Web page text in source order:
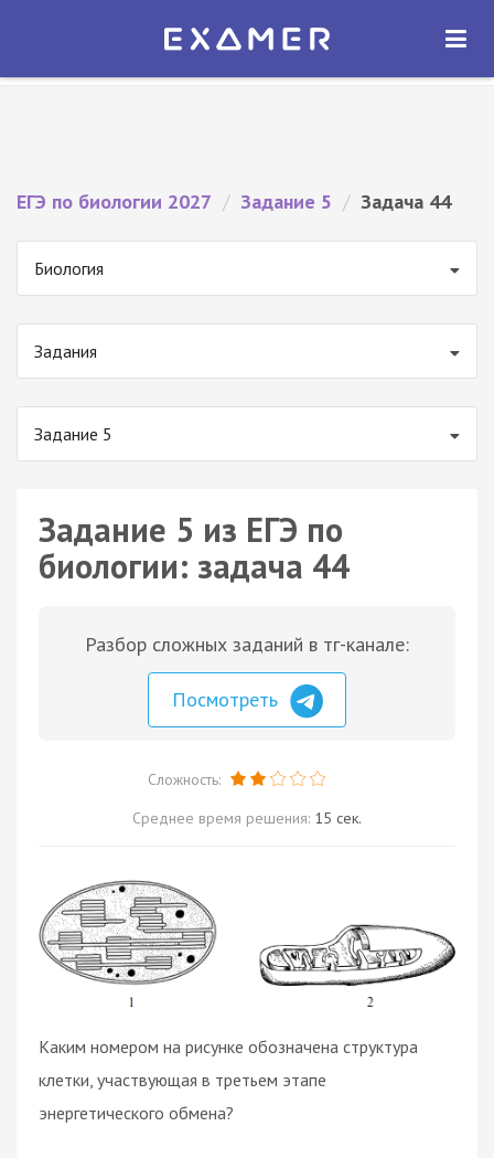
Экзамер — ЕГЭ 2027
ОТКРЫТЬ
ЕГЭ по биологии 2027 / Задание 5 / Задача 44
Биология
Задания
Задание 5
Задание 5 из ЕГЭ по
биологии: задача 44
Разбор сложных заданий в тг-канале:
Посмотреть
Сложность:
Среднее время решения: 15 сек.
Каким номером на рисунке обозначена структура
клетки, участвующая в третьем этапе
энергетического обмена?